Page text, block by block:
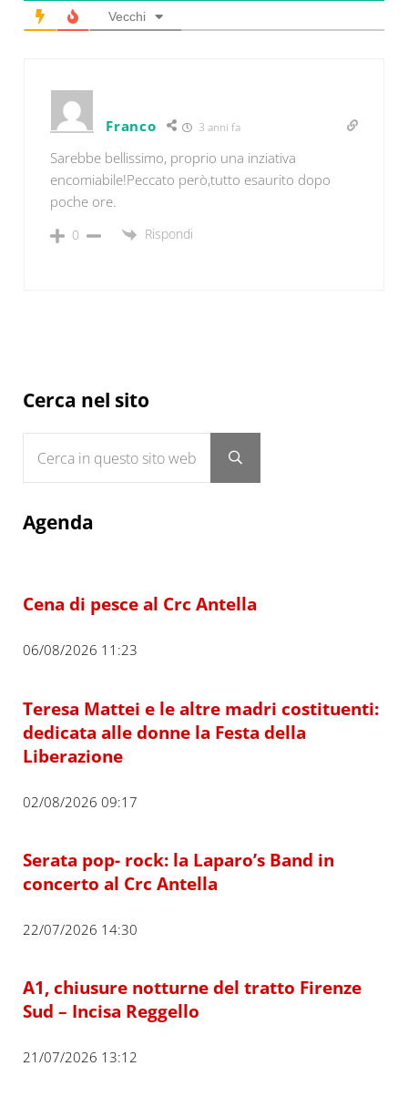
Vecchi
Franco 3 anni fa
Sarebbe bellissimo, proprio una inziativa
encomiabile!Peccato però,tutto esaurito dopo
poche ore.
0 Rispondi
Sidebar
Cerca nel sito
Submit search
Agenda
Cena di pesce al Crc Antella
06/08/2026 11:23
Teresa Mattei e le altre madri costituenti:
dedicata alle donne la Festa della
Liberazione
02/08/2026 09:17
Serata pop- rock: la Laparo’s Band in
concerto al Crc Antella
22/07/2026 14:30
A1, chiusure notturne del tratto Firenze
Sud – Incisa Reggello
21/07/2026 13:12